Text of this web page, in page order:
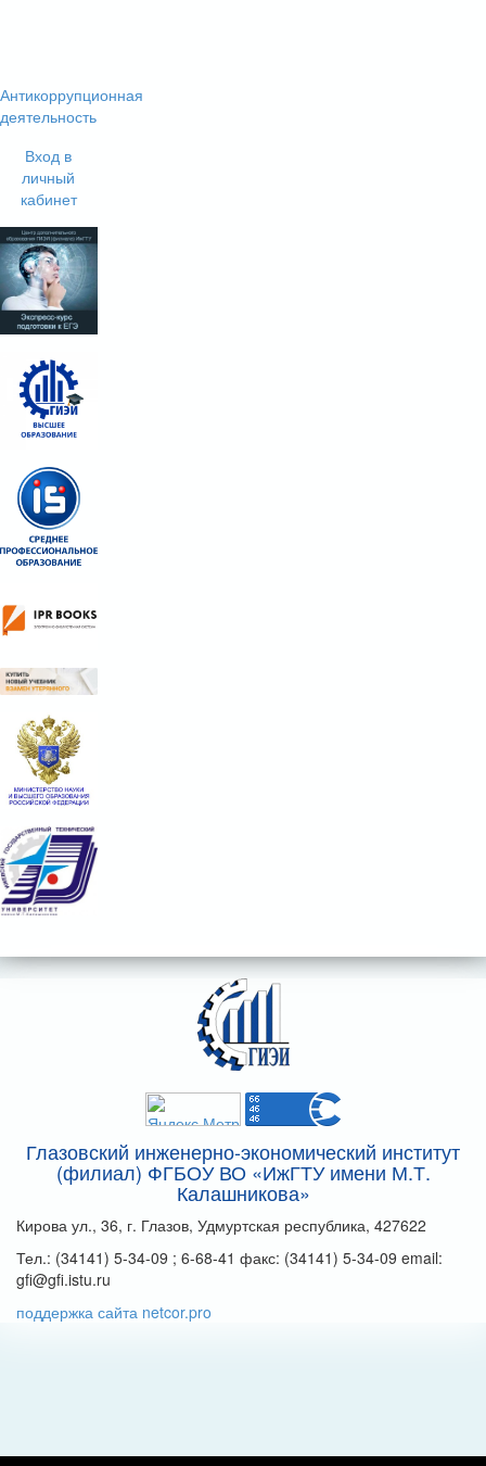
Антикоррупционная
деятельность
Вход в
личный
кабинет
Глазовский инженерно-экономический институт
(филиал) ФГБОУ ВО «ИжГТУ имени М.Т.
Калашникова»
Кирова ул., 36, г. Глазов, Удмуртская республика, 427622
Тел.: (34141) 5-34-09 ; 6-68-41 факс: (34141) 5-34-09 email:
gfi@gfi.istu.ru
поддержка сайта netcor.pro